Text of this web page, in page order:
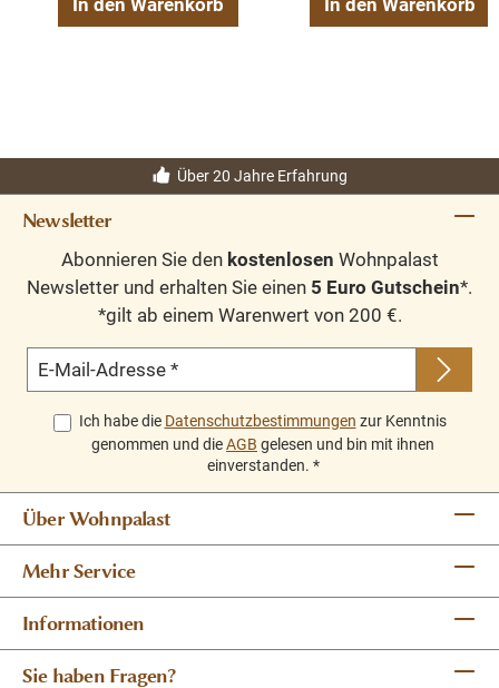
In den Warenkorb In den Warenkorb
Über 20 Jahre Erfahrung
Newsletter
Abonnieren Sie den kostenlosen Wohnpalast
Newsletter und erhalten Sie einen 5 Euro Gutschein*.
*gilt ab einem Warenwert von 200 €.
E-Mail-Adresse *
Ich habe die Datenschutzbestimmungen zur Kenntnis
genommen und dieAGB gelesen und bin mit ihnen
einverstanden. *
Über Wohnpalast
Mehr Service
Informationen
Sie haben Fragen?